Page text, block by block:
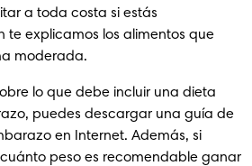
a toda costa si estás
te explicamos los alimentos que
moderada.
lo que debe incluir una dieta
puedes descargar una guía de
en Internet. Además, si
peso es recomendable ganar